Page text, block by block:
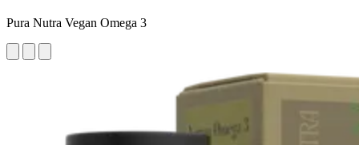
Pura Nutra Vegan Omega 3